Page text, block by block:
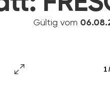
Gültig vom